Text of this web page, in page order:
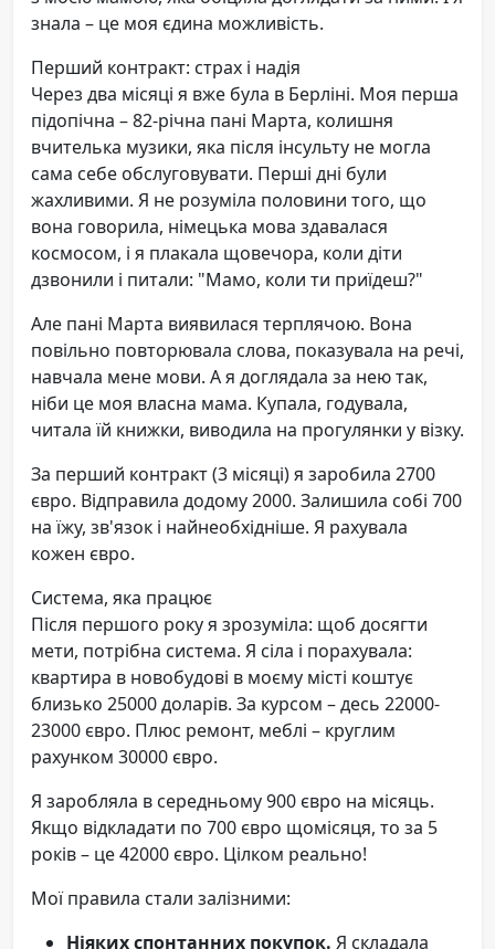
знала – це моя єдина можливість.
Перший контракт: страх і надія
Через два місяці я вже була в Берліні. Моя перша
підопічна – 82-річна пані Марта, колишня
вчителька музики, яка після інсульту не могла
сама себе обслуговувати. Перші дні були
жахливими. Я не розуміла половини того, що
вона говорила, німецька мова здавалася
космосом, і я плакала щовечора, коли діти
дзвонили і питали: "Мамо, коли ти приїдеш?"
Але пані Марта виявилася терплячою. Вона
повільно повторювала слова, показувала на речі,
навчала мене мови. А я доглядала за нею так,
ніби це моя власна мама. Купала, годувала,
читала їй книжки, виводила на прогулянки у візку.
За перший контракт (3 місяці) я заробила 2700
євро. Відправила додому 2000. Залишила собі 700
на їжу, зв'язок і найнеобхідніше. Я рахувала
кожен євро.
Система, яка працює
Після першого року я зрозуміла: щоб досягти
мети, потрібна система. Я сіла і порахувала:
квартира в новобудові в моєму місті коштує
близько 25000 доларів. За курсом – десь 22000-
23000 євро. Плюс ремонт, меблі – круглим
рахунком 30000 євро.
Я заробляла в середньому 900 євро на місяць.
Якщо відкладати по 700 євро щомісяця, то за 5
років – це 42000 євро. Цілком реально!
Мої правила стали залізними:
Ніяких спонтанних покупок. Я складала